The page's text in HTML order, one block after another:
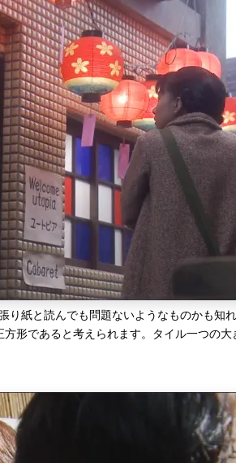
紙と読んでも問題ないようなものかも知れ
形であると考えられます。タイル一つの大